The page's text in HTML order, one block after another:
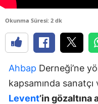
Okunma Süresi: 2 dk
Ahbap Derneği’ne
kapsamında
Levent’in gözaltına